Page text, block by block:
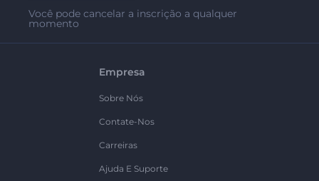
Você pode cancelar a inscrição a qualquer
momento
Empresa
Sobre Nós
Contate-Nos
Carreiras
Ajuda E Suporte